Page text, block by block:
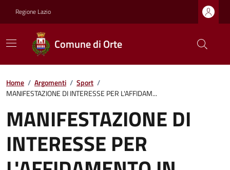
Regione Lazio
Comune di Orte
Home / Argomenti / Sport /
MANIFESTAZIONE DI INTERESSE PER L'AFFIDAM...
MANIFESTAZIONE DI
INTERESSE PER